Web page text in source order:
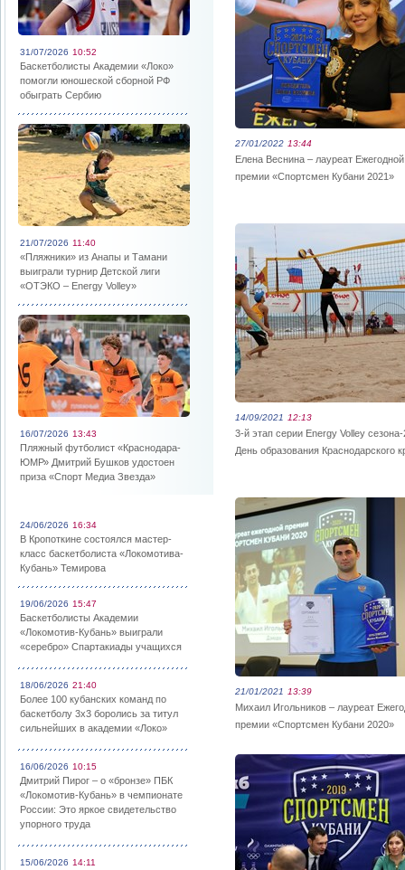
31/07/2026 10:52
Баскетболисты Академии «Локо»
помогли юношеской сборной РФ
обыграть Сербию
21/07/2026 11:40
«Пляжники» из Анапы и Тамани
выиграли турнир Детской лиги
«ОТЭКО – Energy Volley»
16/07/2026 13:43
Пляжный футболист «Краснодара-
ЮМР» Дмитрий Бушков удостоен
приза «Спорт Медиа Звезда»
24/06/2026 16:34
В Кропоткине состоялся мастер-
класс баскетболиста «Локомотива-
Кубань» Темирова
19/06/2026 15:47
Баскетболисты Академии
«Локомотив-Кубань» выиграли
«серебро» Спартакиады учащихся
18/06/2026 21:40
Более 100 кубанских команд по
баскетболу 3х3 боролись за титул
сильнейших в академии «Локо»
16/06/2026 10:15
Дмитрий Пирог – о «бронзе» ПБК
«Локомотив-Кубань» в чемпионате
России: Это яркое свидетельство
упорного труда
15/06/2026 14:11
27/01/2022 13:44
Елена Веснина – лауреат Ежегодной
премии «Спортсмен Кубани 2021»
14/09/2021 12:13
3-й этап серии Energy Volley
День образования Краснодарского
21/01/2021 13:39
Михаил Игольников – лауреат
премии «Спортсмен Кубани 2020»